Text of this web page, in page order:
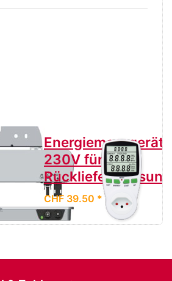
Energiemessgerät
230V für
Rückliefermessung
CHF 39.50 *